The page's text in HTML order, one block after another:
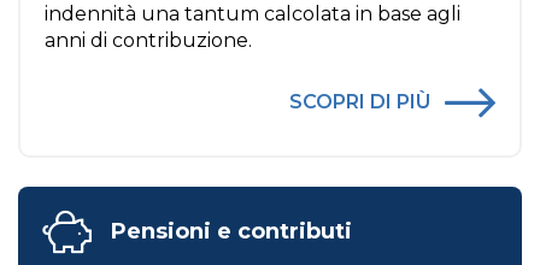
indennità una tantum calcolata in base agli
anni di contribuzione.
SCOPRI DI PIÙ
Pensioni e contributi